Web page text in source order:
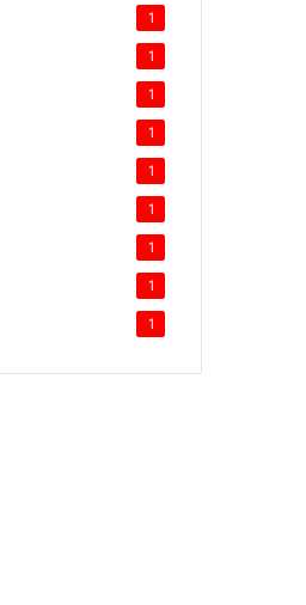
1
1
1
1
1
1
1
1
1